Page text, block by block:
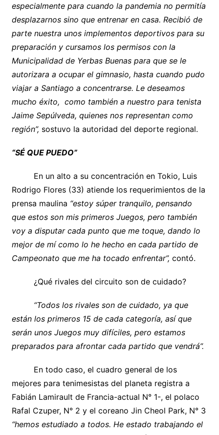
especialmente para cuando la pandemia no permitía
desplazarnos sino que entrenar en casa. Recibió de
parte nuestra unos implementos deportivos para su
preparación y cursamos los permisos con la
Municipalidad de Yerbas Buenas para que se le
autorizara a ocupar el gimnasio, hasta cuando pudo
viajar a Santiago a concentrarse. Le deseamos
mucho éxito, como también a nuestro para tenista
Jaime Sepúlveda, quienes nos representan como
región”, sostuvo la autoridad del deporte regional.
“SÉ QUE PUEDO”
En un alto a su concentración en Tokio, Luis
Rodrigo Flores (33) atiende los requerimientos de la
prensa maulina “estoy súper tranquilo, pensando
que estos son mis primeros Juegos, pero también
voy a disputar cada punto que me toque, dando lo
mejor de mí como lo he hecho en cada partido de
Campeonato que me ha tocado enfrentar”, contó.
¿Qué rivales del circuito son de cuidado?
“Todos los rivales son de cuidado, ya que
están los primeros 15 de cada categoría, así que
serán unos Juegos muy difíciles, pero estamos
preparados para afrontar cada partido que vendrá”.
En todo caso, el cuadro general de los
mejores para tenimesistas del planeta registra a
Fabián Lamirault de Francia-actual N° 1-, el polaco
Rafal Czuper, N° 2 y el coreano Jin Cheol Park, N° 3
“hemos estudiado a todos. He estado trabajando el